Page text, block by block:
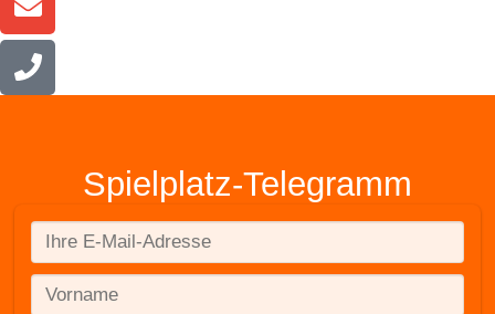
Spielplatz-Telegramm